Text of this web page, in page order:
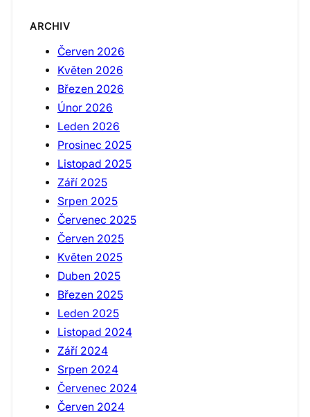
ARCHIV
Červen 2026
Květen 2026
Březen 2026
Únor 2026
Leden 2026
Prosinec 2025
Listopad 2025
Září 2025
Srpen 2025
Červenec 2025
Červen 2025
Květen 2025
Duben 2025
Březen 2025
Leden 2025
Listopad 2024
Září 2024
Srpen 2024
Červenec 2024
Červen 2024